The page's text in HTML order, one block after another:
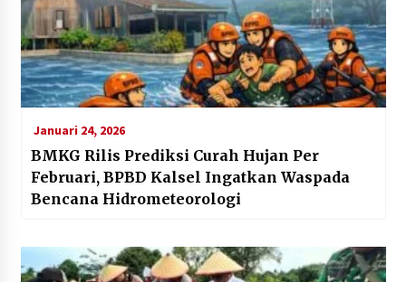
Januari 24, 2026
BMKG Rilis Prediksi Curah Hujan Per
Februari, BPBD Kalsel Ingatkan Waspada
Bencana Hidrometeorologi